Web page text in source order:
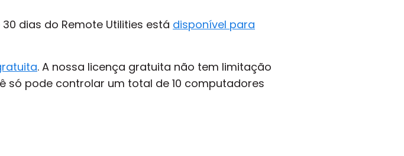
dias do Remote Utilities está disponível para
. A nossa licença gratuita não tem limitação
só pode controlar um total de 10 computadores